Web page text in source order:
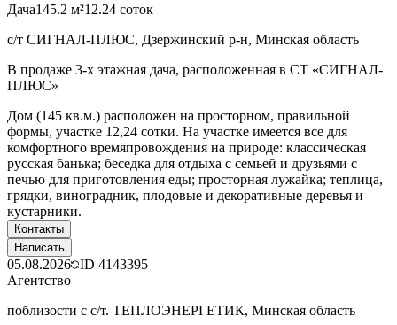
Дача145.2 м²12.24 соток
с/т СИГНАЛ-ПЛЮС, Дзержинский р-н, Минская область
В продаже 3-х этажная дача, расположенная в СТ «СИГНАЛ-
ПЛЮС»
Дом (145 кв.м.) расположен на просторном, правильной
формы, участке 12,24 сотки. На участке имеется все для
комфортного времяпровождения на природе: классическая
русская банька; беседка для отдыха с семьей и друзьями с
печью для приготовления еды; просторная лужайка; теплица,
грядки, виноградник, плодовые и декоративные деревья и
кустарники.
Контакты
Написать
05.08.2026 ID 4143395
Агентство
поблизости с с/т. ТЕПЛОЭНЕРГЕТИК, Минская область